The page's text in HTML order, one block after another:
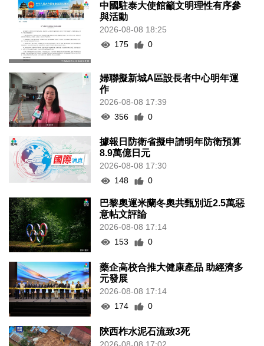
中國駐泰大使館籲文明理性有序參
與活動
2026-08-08 18:25
175
0
婦聯擬新城A區設長者中心明年運
作
2026-08-08 17:39
356
0
據報日防衛省擬申請明年防衛預算
8.9萬億日元
2026-08-08 17:30
148
0
巴黎奧運米蘭冬奧共甄別近2.5萬惡
意帖文評論
2026-08-08 17:14
153
0
藥企高校合推大健康產品 助經濟多
元發展
2026-08-08 17:14
174
0
陝西柞水泥石流致3死